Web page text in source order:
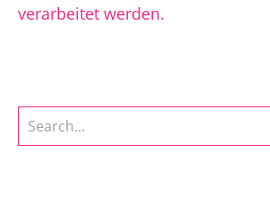
verarbeitet werden.